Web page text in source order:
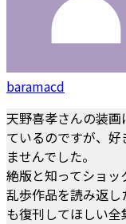
baramacd
天野喜孝さんの装
ているのですが、
ませんでした。
絶版と知ってショッ
乱歩作品を読み返
も復刊してほしい全